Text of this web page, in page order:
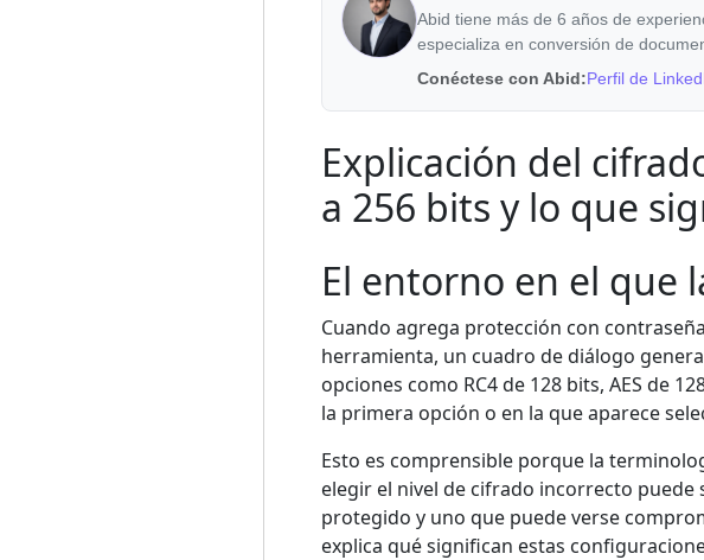
Abid tiene más de 6 años de
especializa en conversión de
Conéctese con Abid:Perfil de
Explicación del
a 256 bits y lo que
El entorno en el que
Cuando agrega protección con
herramienta, un cuadro de diálogo
opciones como RC4 de 128 bits, AES de
la primera opción o en la que aparece
Esto es comprensible porque la
elegir el nivel de cifrado incorrecto
protegido y uno que puede verse
explica qué significan estas